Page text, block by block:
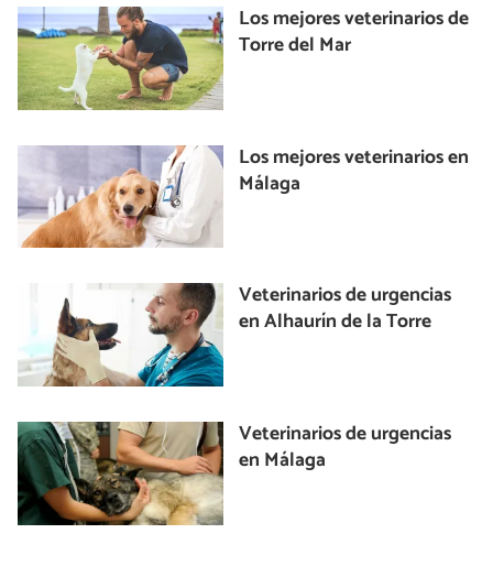
Los mejores veterinarios de
Torre del Mar
Los mejores veterinarios en
Málaga
Veterinarios de urgencias
en Alhaurín de la Torre
Veterinarios de urgencias
en Málaga